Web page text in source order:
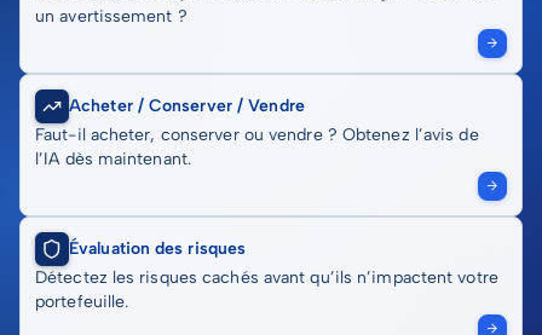
un avertissement ?
Acheter / Conserver / Vendre
Faut-il acheter, conserver ou vendre ? Obtenez l’avis de
l’IA dès maintenant.
Évaluation des risques
Détectez les risques cachés avant qu’ils n’impactent votre
portefeuille.